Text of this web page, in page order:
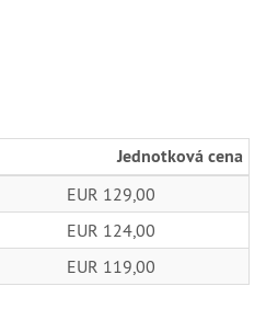
Jednotková cena
EUR 129,00
EUR 124,00
EUR 119,00